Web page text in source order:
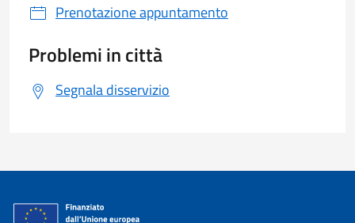
Prenotazione appuntamento
Problemi in città
Segnala disservizio